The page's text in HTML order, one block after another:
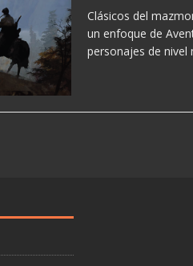
Clásicos del
un enfoque de
personajes de nivel